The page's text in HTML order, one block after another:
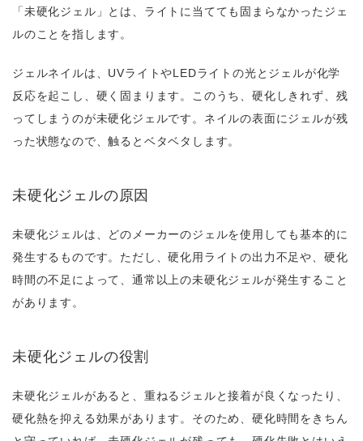
「未硬化ジェル」とは、ライトに当てても固まらなかったジェ
ルのことを指します。
ジェルネイルは、UVライトやLEDライトの光とジェルが化学
反応を起こし、硬く固まります。このうち、硬化しきれず、残
ってしまうのが未硬化ジェルです。ネイルの表面にジェルが残
った状態なので、触るとベタベタします。
未硬化ジェルの原因
未硬化ジェルは、どのメーカーのジェルを使用しても基本的に
発生するものです。ただし、硬化用ライトの出力不足や、硬化
時間の不足によって、通常以上の未硬化ジェルが発生すること
があります。
未硬化ジェルの役割
未硬化ジェルがあると、重ねるジェルと接着が良くなったり、
硬化熱を抑える効果があります。そのため、硬化時間をきちん